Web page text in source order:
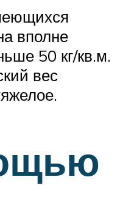
вполне
50 кг/кв.м.
вес